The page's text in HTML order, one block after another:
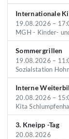
Internationale
19.08.2026 –
MGH - Kinder-
Sommergrillen
19.08.2026 –
Sozialstation
Interne
20.08.2026 –
Kita
3. Kneipp -Tag
20.08.2026